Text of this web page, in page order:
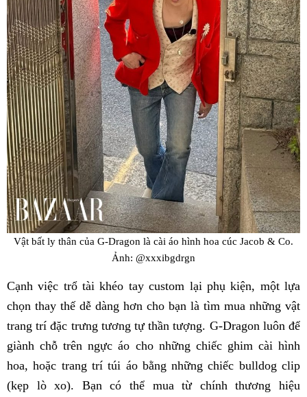
Vật bất ly thân của G-Dragon là cài áo hình hoa cúc Jacob & Co.
Ảnh: @xxxibgdrgn
Cạnh việc trổ tài khéo tay custom lại phụ kiện, một lựa
chọn thay thế dễ dàng hơn cho bạn là tìm mua những vật
trang trí đặc trưng tương tự thần tượng. G-Dragon luôn để
giành chỗ trên ngực áo cho những chiếc ghim cài hình
hoa, hoặc trang trí túi áo bằng những chiếc bulldog clip
(kẹp lò xo). Bạn có thể mua từ chính thương hiệu